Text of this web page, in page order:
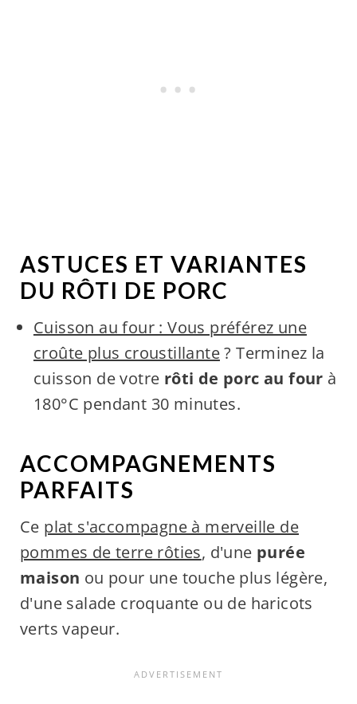
ASTUCES ET VARIANTES
DU RÔTI DE PORC
Cuisson au four : Vous préférez une
croûte plus croustillante? Terminez la
cuisson de votre rôti de porc au four à
180°C pendant 30 minutes.
ACCOMPAGNEMENTS
PARFAITS
Ce plat s'accompagne à merveille de
pommes de terre rôties, d'une purée
maison ou pour une touche plus légère,
d'une salade croquante ou de haricots
verts vapeur.